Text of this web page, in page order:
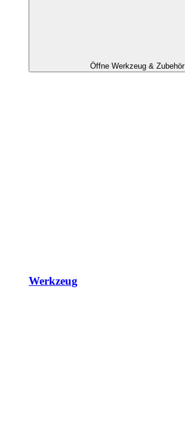
Öffne Werkzeug & Zubehör
Werkzeug